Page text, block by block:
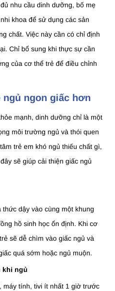
nhu cầu dinh dưỡng, bố mẹ
khoa để sử dụng các sản
chất. Việc này cần có chỉ định
Chỉ bổ sung khi thực sự cần
của cơ thể trẻ để điều chỉnh
ngon giấc hơn
mạnh, dinh dưỡng chỉ là một
môi trường ngủ và thói quen
trẻ em khó ngủ thiếu chất gì,
sẽ giúp cải thiện giấc ngủ
dậy vào cùng một khung
hồ sinh học ổn định. Khi cơ
sẽ dễ chìm vào giấc ngủ và
quá sớm hoặc ngủ muộn.
khi ngủ
máy tính, tivi ít nhất 1 giờ trước